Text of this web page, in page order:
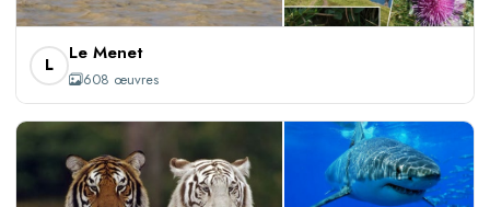
L Le Menet
608 œuvres